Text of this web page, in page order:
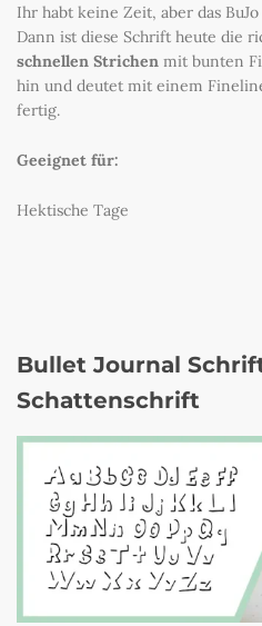
Ihr habt keine Zeit, aber das
Dann ist diese Schrift heute die
schnellen Strichen mit bunten
hin und deutet mit einem
fertig.
Geeignet für:
Hektische Tage
Bullet Journal
Schattenschrift